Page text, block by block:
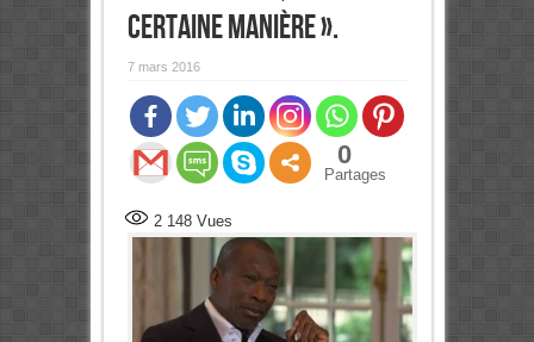
certaine manière ».
7 mars 2016
0
Partages
2 148Vues